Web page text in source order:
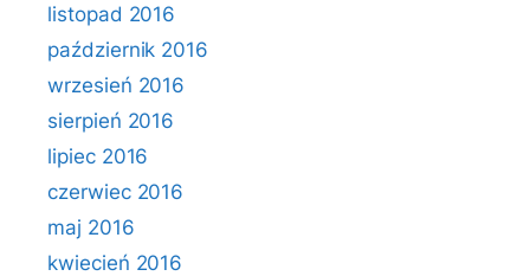
listopad 2016
październik 2016
wrzesień 2016
sierpień 2016
lipiec 2016
czerwiec 2016
maj 2016
kwiecień 2016